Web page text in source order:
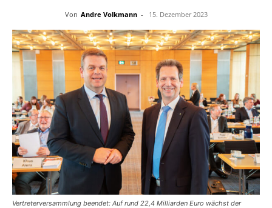
Von Andre Volkmann - 15. Dezember 2023
Vertreterversammlung beendet: Auf rund 22,4 Milliarden Euro wächst der